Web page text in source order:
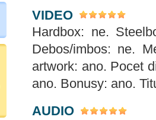
VIDEO
Hardbox: ne.
Debos/imbos: ne.
artwork: ano. Pocet
ano. Bonusy: ano.
AUDIO